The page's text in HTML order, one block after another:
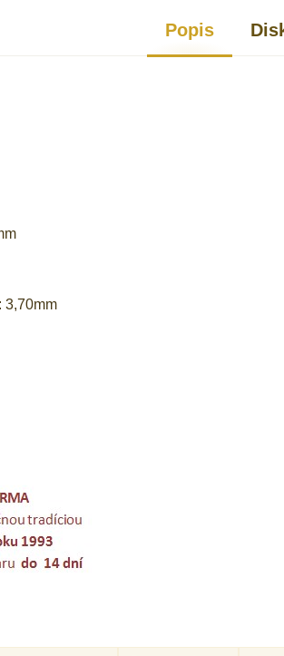
Popis
3,70mm